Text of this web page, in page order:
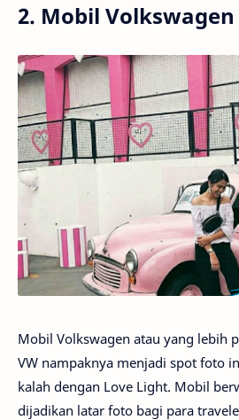
2. Mobil Volkswagen
Mobil Volkswagen atau yang lebih
VW nampaknya menjadi spot foto
kalah dengan Love Light. Mobil
dijadikan latar foto bagi para